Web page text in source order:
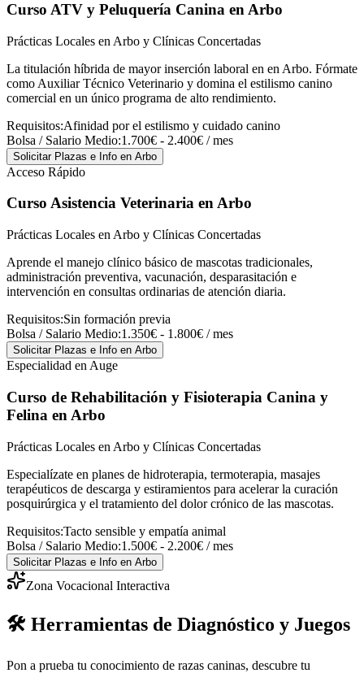
Curso ATV y Peluquería Canina en Arbo
Prácticas Locales en Arbo y Clínicas Concertadas
La titulación híbrida de mayor inserción laboral en en Arbo. Fórmate
como Auxiliar Técnico Veterinario y domina el estilismo canino
comercial en un único programa de alto rendimiento.
Requisitos:Afinidad por el estilismo y cuidado canino
Bolsa / Salario Medio:1.700€ - 2.400€ / mes
Solicitar Plazas e Info en Arbo
Acceso Rápido
Curso Asistencia Veterinaria en Arbo
Prácticas Locales en Arbo y Clínicas Concertadas
Aprende el manejo clínico básico de mascotas tradicionales,
administración preventiva, vacunación, desparasitación e
intervención en consultas ordinarias de atención diaria.
Requisitos:Sin formación previa
Bolsa / Salario Medio:1.350€ - 1.800€ / mes
Solicitar Plazas e Info en Arbo
Especialidad en Auge
Curso de Rehabilitación y Fisioterapia Canina y
Felina en Arbo
Prácticas Locales en Arbo y Clínicas Concertadas
Especialízate en planes de hidroterapia, termoterapia, masajes
terapéuticos de descarga y estiramientos para acelerar la curación
posquirúrgica y el tratamiento del dolor crónico de las mascotas.
Requisitos:Tacto sensible y empatía animal
Bolsa / Salario Medio:1.500€ - 2.200€ / mes
Solicitar Plazas e Info en Arbo
Zona Vocacional Interactiva
🛠️ Herramientas de Diagnóstico y Juegos
Pon a prueba tu conocimiento de razas caninas, descubre tu